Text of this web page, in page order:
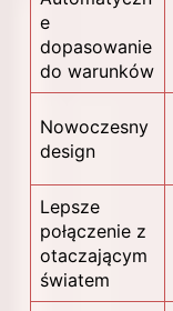
e
dopasowanie
do warunków
Nowoczesny
design
Lepsze
połączenie z
otaczającym
światem